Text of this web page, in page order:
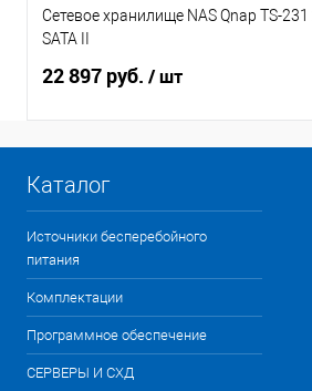
Сетевое хранилище NAS Qnap TS-231
SATA II
22 897 руб. / шт
Каталог
Источники бесперебойного
питания
Комплектации
Программное обеспечение
СЕРВЕРЫ И СХД